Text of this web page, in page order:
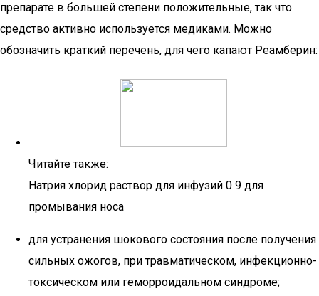
препарате в большей степени положительные, так что
средство активно используется медиками. Можно
обозначить краткий перечень, для чего капают Реамберин:
Читайте также:
Натрия хлорид раствор для инфузий 0 9 для
промывания носа
для устранения шокового состояния после получения
сильных ожогов, при травматическом, инфекционно-
токсическом или геморроидальном синдроме;